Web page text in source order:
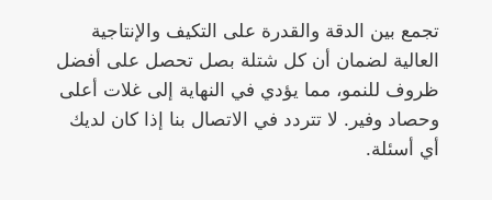
تجمع بين الدقة والقدرة على التكيف والإنتاجية
العالية لضمان أن كل شتلة بصل تحصل على أفضل
ظروف للنمو، مما يؤدي في النهاية إلى غلات أعلى
وحصاد وفير. لا تتردد في الاتصال بنا إذا كان لديك
أي أسئلة.